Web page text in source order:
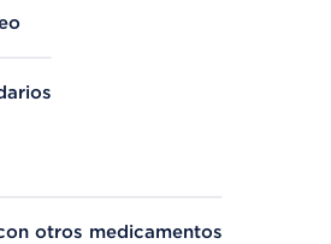
otros medicamentos